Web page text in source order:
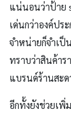
แน่นอนว่าป้าย
เด่นกว่าองค์ปร
จำหน่ายก็จำเป็
ทราบว่าสินค้าร
แบรนด์ร้านสะด
อีกทั้งยังช่วยเพิ่